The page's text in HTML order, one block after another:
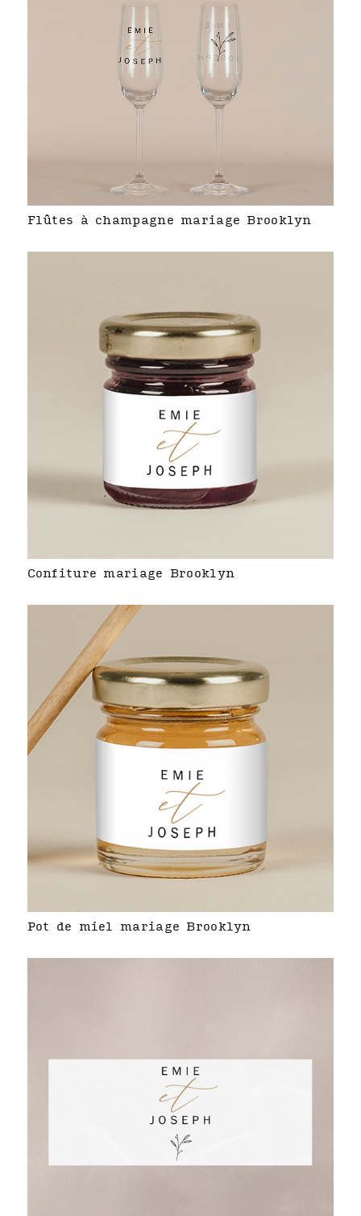
Flûtes à champagne mariage Brooklyn
Confiture mariage Brooklyn
Pot de miel mariage Brooklyn